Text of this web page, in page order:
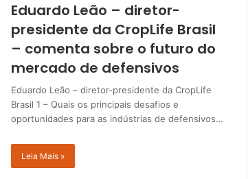
Eduardo Leão – diretor-
presidente da CropLife Brasil
– comenta sobre o futuro do
mercado de defensivos
Eduardo Leão – diretor-presidente da CropLife
Brasil 1 – Quais os principais desafios e
oportunidades para as indústrias de defensivos…
Leia Mais »